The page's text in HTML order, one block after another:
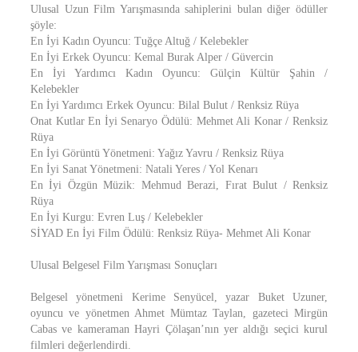
Ulusal Uzun Film Yarışmasında sahiplerini bulan diğer ödüller
şöyle:
En İyi Kadın Oyuncu: Tuğçe Altuğ / Kelebekler
En İyi Erkek Oyuncu: Kemal Burak Alper / Güvercin
En İyi Yardımcı Kadın Oyuncu: Gülçin Kültür Şahin /
Kelebekler
En İyi Yardımcı Erkek Oyuncu: Bilal Bulut / Renksiz Rüya
Onat Kutlar En İyi Senaryo Ödülü: Mehmet Ali Konar / Renksiz
Rüya
En İyi Görüntü Yönetmeni: Yağız Yavru / Renksiz Rüya
En İyi Sanat Yönetmeni: Natali Yeres / Yol Kenarı
En İyi Özgün Müzik: Mehmud Berazi, Fırat Bulut / Renksiz
Rüya
En İyi Kurgu: Evren Luş / Kelebekler
SİYAD En İyi Film Ödülü: Renksiz Rüya- Mehmet Ali Konar
Ulusal Belgesel Film Yarışması Sonuçları
Belgesel yönetmeni Kerime Senyücel, yazar Buket Uzuner,
oyuncu ve yönetmen Ahmet Mümtaz Taylan, gazeteci Mirgün
Cabas ve kameraman Hayri Çölaşan’nın yer aldığı seçici kurul
filmleri değerlendirdi.